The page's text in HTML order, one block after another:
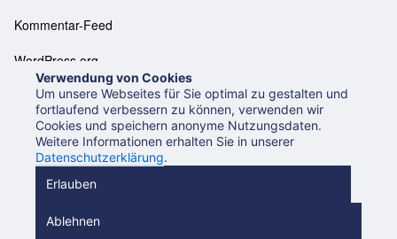
Kommentar-Feed
WordPress.org
Neues aus der UB Mannheim
Datenschutzerklärung
Impressum
Verwendung von Cookies
Um unsere Webseites für Sie optimal zu gestalten und
fortlaufend verbessern zu können, verwenden wir
Cookies und speichern anonyme Nutzungsdaten.
Weitere Informationen erhalten Sie in unserer
Datenschutzerklärung.
Erlauben
Ablehnen